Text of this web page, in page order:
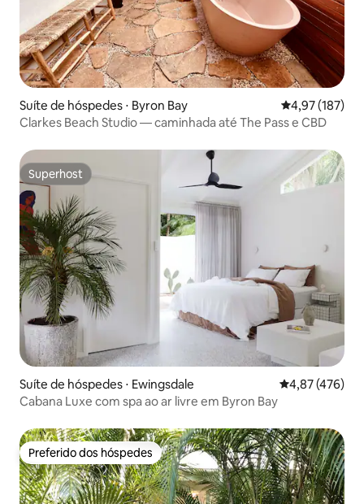
Suíte de hóspedes ⋅ Byron Bay 4,97 de uma
4,97 (187)
Clarkes Beach Studio — caminhada até The Pass e CBD
Superhost
Superhost
Suíte de hóspedes ⋅ Ewingsdale 4,87 de uma
4,87 (476)
Cabana Luxe com spa ao ar livre em Byron Bay
Preferido dos hóspedes
Preferido dos hóspedes